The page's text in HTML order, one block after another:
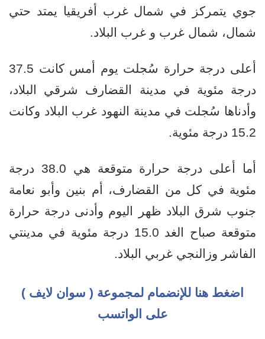
جوي يتمركز في شمال غرب أفريقيا يمتد حتي
شمال، شمال غرب و غرب البلاد.
أعلى درجة حرارة سُجلت يوم أمس كانت 37.5
درجة مئوية في مدينة القضارف شرقي البلاد،
وأدناها سُجلت في مدينة النهود غرب البلاد وكانت
15.2 درجة مئوية.
أما أعلى درجة حرارة متوقعة هي 38.0 درجة
مئوية في كل من القضارف، أم بنين وأبو نعامة
جنوب شرق البلاد ظهر اليوم وأدنى درجة حرارة
متوقعة صباح الغد 15.0 درجة مئوية في مدينتي
الفاشر وزالنجي غربي البلاد.
اضغط هنا للإنضمام لمجموعة ( سوان لايف )
على الواتسب